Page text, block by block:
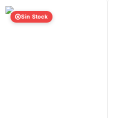
Sin Stock